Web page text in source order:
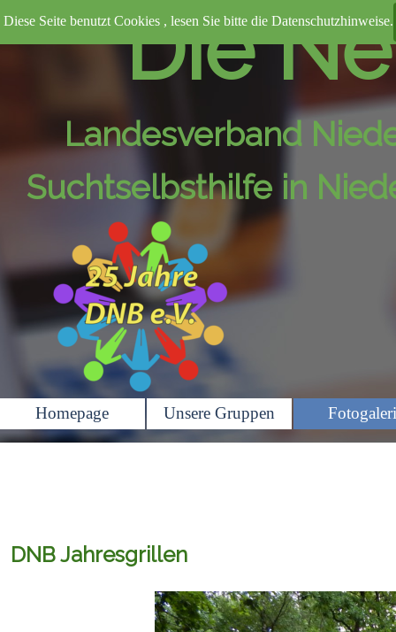
Diese Seite benutzt Cookies , lesen Sie bitte die Datenschutzhinweise.
Die
Landesverband
Suchtselbsthilfe in
Homepage Unsere Gruppen ▼
DNB Jahresgrillen